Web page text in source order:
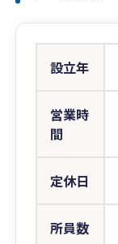
設立年
営業時
間
定休日
所員数